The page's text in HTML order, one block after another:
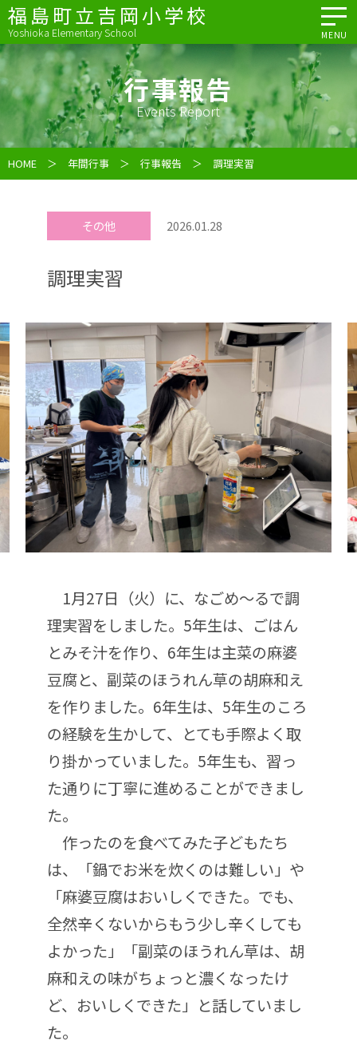
福島町立吉岡小学校
Yoshioka Elementary School MENU
行事報告
Events Report
HOME ＞ 年間行事 ＞ 行事報告 ＞ 調理実習
その他 2026.01.28
調理実習
1月27日（火）に、なごめ～るで調
理実習をしました。5年生は、ごはん
とみそ汁を作り、6年生は主菜の麻婆
豆腐と、副菜のほうれん草の胡麻和え
を作りました。6年生は、5年生のころ
の経験を生かして、とても手際よく取
り掛かっていました。5年生も、習っ
た通りに丁寧に進めることができまし
た。
作ったのを食べてみた子どもたち
は、「鍋でお米を炊くのは難しい」や
「麻婆豆腐はおいしくできた。でも、
全然辛くないからもう少し辛くしても
よかった」「副菜のほうれん草は、胡
麻和えの味がちょっと濃くなったけ
ど、おいしくできた」と話していまし
た。